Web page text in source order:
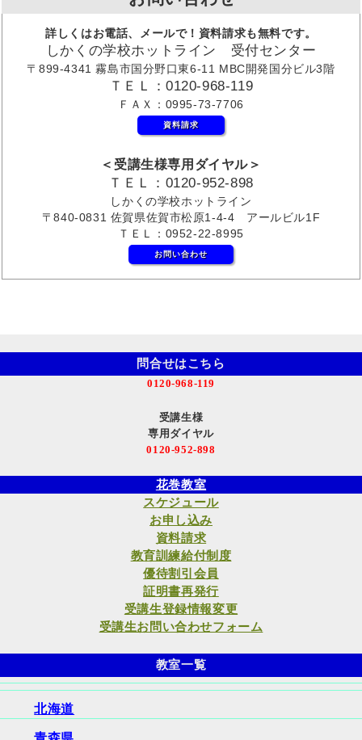
詳しくはお電話、メールで！資料請求も無料です。
しかくの学校ホットライン 受付センター
〒899-4341 霧島市国分野口東6-11 MBC開発国分ビル3階
ＴＥＬ：0120-968-119
ＦＡＸ：0995-73-7706
資料請求
＜受講生様専用ダイヤル＞
ＴＥＬ：0120-952-898
しかくの学校ホットライン
〒840-0831 佐賀県佐賀市松原1-4-4 アールビル1F
ＴＥＬ：0952-22-8995
お問い合わせ
問合せはこちら
0120-968-119
受講生様
専用ダイヤル
0120-952-898
花巻教室
スケジュール
お申し込み
資料請求
教育訓練給付制度
優待割引会員
証明書再発行
受講生登録情報変更
受講生お問い合わせフォーム
教室一覧
北海道